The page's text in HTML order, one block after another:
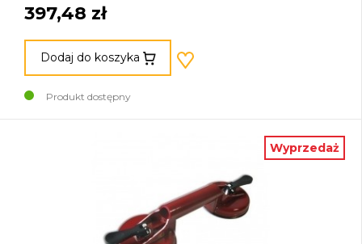
397,48 zł
Dodaj do koszyka
Produkt dostępny
Wyprzedaż